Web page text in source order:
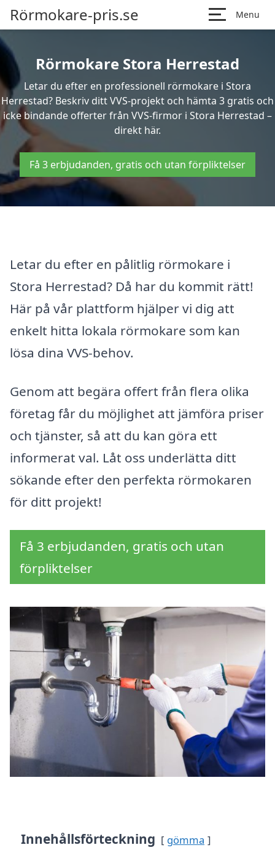
Rörmokare-pris.se Menu
Rörmokare Stora Herrestad
Letar du efter en professionell rörmokare i Stora
Herrestad? Beskriv ditt VVS-projekt och hämta 3 gratis och
icke bindande offerter från VVS-firmor i Stora Herrestad –
direkt här.
Få 3 erbjudanden, gratis och utan förpliktelser
Letar du efter en pålitlig rörmokare i
Stora Herrestad? Då har du kommit rätt!
Här på vår plattform hjälper vi dig att
enkelt hitta lokala rörmokare som kan
lösa dina VVS-behov.
Genom att begära offert från flera olika
företag får du möjlighet att jämföra priser
och tjänster, så att du kan göra ett
informerat val. Låt oss underlätta ditt
sökande efter den perfekta rörmokaren
för ditt projekt!
Få 3 erbjudanden, gratis och utan
förpliktelser
Innehållsförteckning gömma